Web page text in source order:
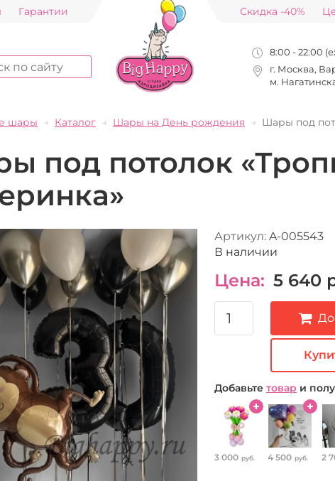
Гарантии Скидка -40%
8:00 - 22:00
г. Москва,
м.
шары Каталог Шары на День рождения Шары под
под потолок
Артикул: A-005543
В наличии
Цена: 5 640
Добавьте товар и
3 000 руб. 4 500 руб. 2